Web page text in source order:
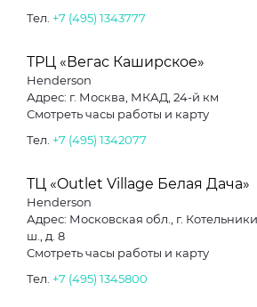
Тел. +7 (495) 1343777
ТРЦ «Вегас Каширское»
Henderson
Адрес: г. Москва, МКАД, 24-й км
Смотреть часы работы и карту
Тел. +7 (495) 1342077
ТЦ «Outlet Village Белая Дача»
Henderson
Адрес: Московская обл., г.
ш., д. 8
Смотреть часы работы и карту
Тел. +7 (495) 1345800